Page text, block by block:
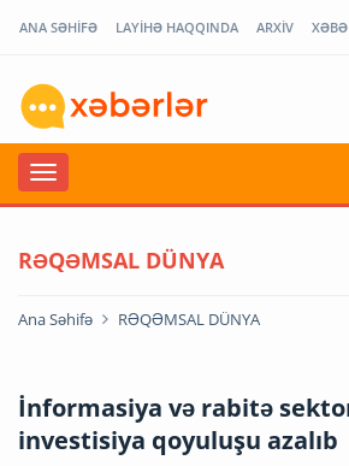
ANA SƏHİFƏ LAYİHƏ HAQQINDA ARXİV
RƏQƏMSAL DÜNYA
Ana Səhifə RƏQƏMSAL DÜNYA
İnformasiya və rabitə
investisiya qoyuluşu azalıb